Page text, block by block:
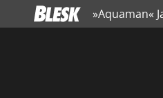
»Aquaman«